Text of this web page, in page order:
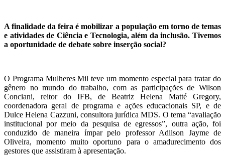
A finalidade da feira é mobilizar a população em torno de temas
e atividades de Ciência e Tecnologia, além da inclusão. Tivemos
a oportunidade de debate sobre inserção social?
O Programa Mulheres Mil teve um momento especial para tratar do
gênero no mundo do trabalho, com as participações de Wilson
Conciani, reitor do IFB, de Beatriz Helena Matté Gregory,
coordenadora geral de programa e ações educacionais SP, e de
Dulce Helena Cazzuni, consultora jurídica MDS. O tema “avaliação
institucional por meio da pesquisa de egressos”, outra ação, foi
conduzido de maneira ímpar pelo professor Adilson Jayme de
Oliveira, momento muito oportuno para o amadurecimento dos
gestores que assistiram à apresentação.